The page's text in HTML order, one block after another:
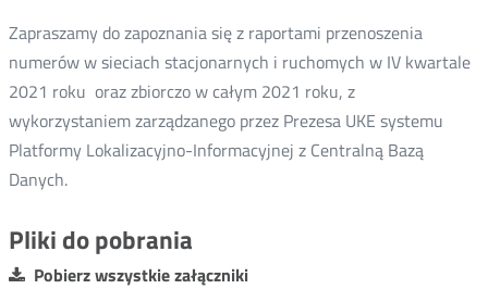
Zapraszamy do zapoznania się z raportami przenoszenia
numerów w sieciach stacjonarnych i ruchomych w IV kwartale
2021 roku oraz zbiorczo w całym 2021 roku, z
wykorzystaniem zarządzanego przez Prezesa UKE systemu
Platformy Lokalizacyjno-Informacyjnej z Centralną Bazą
Danych.
Pliki do pobrania
Pobierz wszystkie załączniki